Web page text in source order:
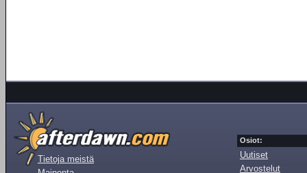
Tietoja meistä
Osiot:
Uutiset
Arvostelut